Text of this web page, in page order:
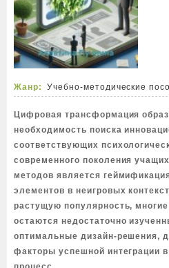
Жанр: Учебно-методические
Цифровая трансформация
необходимость поиска
соответствующих
современного поколения
методов является
элементов в неигровых
растущую популярность,
остаются недостаточно
оптимальные дизайн-решения,
факторы успешной интеграции